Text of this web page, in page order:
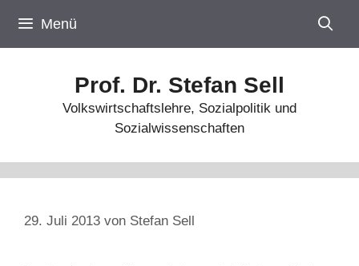
Inhalt
springen
Menü
Prof. Dr. Stefan Sell
Volkswirtschaftslehre, Sozialpolitik und
Sozialwissenschaften
29. Juli 2013 von Stefan Sell